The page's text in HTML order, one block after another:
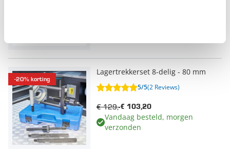
-20% korting
Lagertrekkerset 8-delig - 80 mm
5/5(2 Reviews)
€ 103,20
€ 129,-
Vandaag besteld, morgen
verzonden